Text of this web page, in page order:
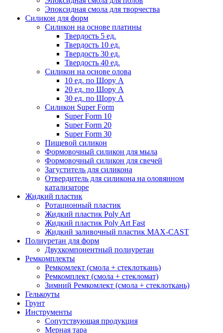
Эпоксидная смола для творчества
Силикон для форм
Силикон на основе платины
Твердость 5 ед.
Твердость 10 ед.
Твердость 30 ед.
Твердость 40 ед.
Силикон на основе олова
10 ед. по Шору А
20 ед. по Шору А
30 ед. по Шору А
Силикон Super Form
Super Form 10
Super Form 20
Super Form 30
Пищевой силикон
Формовочный силикон для мыла
Формовочный силикон для свечей
Загуститель для силикона
Отвердитель для силикона на оловянном
катализаторе
Жидкий пластик
Ротационный пластик
Жидкий пластик Poly Art
Жидкий пластик Poly Art Fast
Жидкий заливочный пластик MAX-CAST
Полиуретан для форм
Двухкомпонентный полиуретан
Ремкомплекты
Ремкомлект (смола + стеклоткань)
Ремкомплект (смола + стекломат)
Зимний Ремкомлект (смола + стеклоткань)
Гелькоуты
Грунт
Инструменты
Сопутствующая продукция
Мерная тара